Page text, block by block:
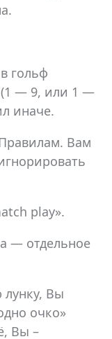
гольф
(1 — 9, или 1 —
иначе.
Вам
play».
— отдельное
Вы
очко»
Вы –